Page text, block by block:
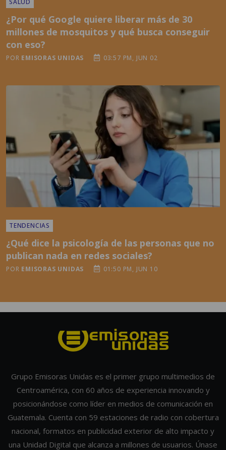
¿Por qué Google quiere liberar más de 30
millones de mosquitos y qué busca conseguir
con eso?
POR EMISORAS UNIDAS 03:57 PM, JUN 02
TENDENCIAS
¿Qué dice la psicología de las personas que no
publican nada en redes sociales?
POR EMISORAS UNIDAS 01:50 PM, JUN 10
Grupo Emisoras Unidas es el primer grupo multimedios de
Centroamérica, con 60 años de experiencia innovando y
posicionándose como líder en medios de comunicación en
Guatemala. Cuenta con 59 estaciones de radio con cobertura
nacional, formatos en publicidad exterior de alto impacto y
una Unidad Digital que alcanza a millones de usuarios. Únase